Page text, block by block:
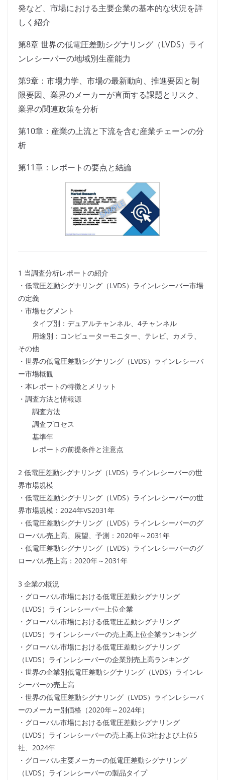
発など、市場における主要企業の基本的な状況を詳
しく紹介
第8章 世界の低電圧差動シグナリング（LVDS）ライ
ンレシーバーの地域別生産能力
第9章：市場力学、市場の最新動向、推進要因と制
限要因、業界のメーカーが直面する課題とリスク、
業界の関連政策を分析
第10章：産業の上流と下流を含む産業チェーンの分
析
第11章：レポートの要点と結論
1 当調査分析レポートの紹介
・低電圧差動シグナリング（LVDS）ラインレシーバー市場
の定義
・市場セグメント
タイプ別：デュアルチャンネル、4チャンネル
用途別：コンピューターモニター、テレビ、カメラ、
その他
・世界の低電圧差動シグナリング（LVDS）ラインレシーバ
ー市場概観
・本レポートの特徴とメリット
・調査方法と情報源
調査方法
調査プロセス
基準年
レポートの前提条件と注意点
2 低電圧差動シグナリング（LVDS）ラインレシーバーの世
界市場規模
・低電圧差動シグナリング（LVDS）ラインレシーバーの世
界市場規模：2024年VS2031年
・低電圧差動シグナリング（LVDS）ラインレシーバーのグ
ローバル売上高、展望、予測：2020年～2031年
・低電圧差動シグナリング（LVDS）ラインレシーバーのグ
ローバル売上高：2020年～2031年
3 企業の概況
・グローバル市場における低電圧差動シグナリング
（LVDS）ラインレシーバー上位企業
・グローバル市場における低電圧差動シグナリング
（LVDS）ラインレシーバーの売上高上位企業ランキング
・グローバル市場における低電圧差動シグナリング
（LVDS）ラインレシーバーの企業別売上高ランキング
・世界の企業別低電圧差動シグナリング（LVDS）ラインレ
シーバーの売上高
・世界の低電圧差動シグナリング（LVDS）ラインレシーバ
ーのメーカー別価格（2020年～2024年）
・グローバル市場における低電圧差動シグナリング
（LVDS）ラインレシーバーの売上高上位3社および上位5
社、2024年
・グローバル主要メーカーの低電圧差動シグナリング
（LVDS）ラインレシーバーの製品タイプ